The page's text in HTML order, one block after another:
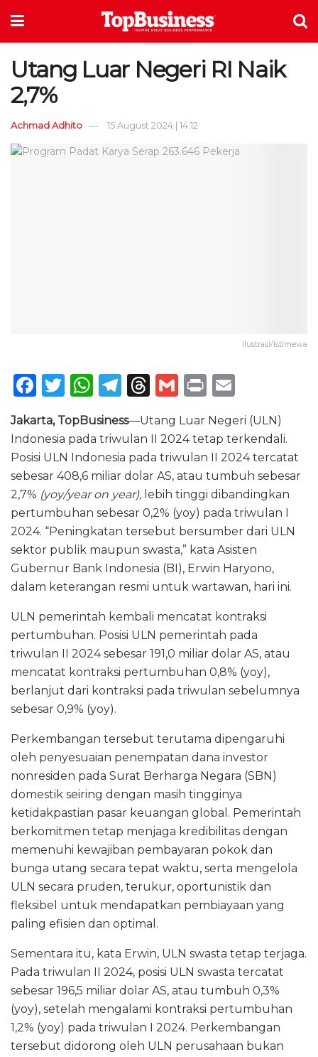
Utang Luar Negeri RI Naik
2,7%
Achmad Adhito 15 August 2024 | 14:12
Ilustrasi/Istimewa
F
c
e
b
o
o
k
T
w
it
te
r
W
h
a
ts
A
p
p
T
e
g
ra
m
T
re
a
d
s
G
ai
l
P
n
t
m
ai
l
Jakarta, TopBusiness—Utang Luar Negeri (ULN)
Indonesia pada triwulan II 2024 tetap terkendali.
Posisi ULN Indonesia pada triwulan II 2024 tercatat
sebesar 408,6 miliar dolar AS, atau tumbuh sebesar
2,7% (yoy/year on year), lebih tinggi dibandingkan
pertumbuhan sebesar 0,2% (yoy) pada triwulan I
2024. “Peningkatan tersebut bersumber dari ULN
sektor publik maupun swasta,” kata Asisten
Gubernur Bank Indonesia (BI), Erwin Haryono,
dalam keterangan resmi untuk wartawan, hari ini.
ULN pemerintah kembali mencatat kontraksi
pertumbuhan. Posisi ULN pemerintah pada
triwulan II 2024 sebesar 191,0 miliar dolar AS, atau
mencatat kontraksi pertumbuhan 0,8% (yoy),
berlanjut dari kontraksi pada triwulan sebelumnya
sebesar 0,9% (yoy).
Perkembangan tersebut terutama dipengaruhi
oleh penyesuaian penempatan dana investor
nonresiden pada Surat Berharga Negara (SBN)
domestik seiring dengan masih tingginya
ketidakpastian pasar keuangan global. Pemerintah
berkomitmen tetap menjaga kredibilitas dengan
memenuhi kewajiban pembayaran pokok dan
bunga utang secara tepat waktu, serta mengelola
ULN secara pruden, terukur, oportunistik dan
fleksibel untuk mendapatkan pembiayaan yang
paling efisien dan optimal.
Sementara itu, kata Erwin, ULN swasta tetap terjaga.
Pada triwulan II 2024, posisi ULN swasta tercatat
sebesar 196,5 miliar dolar AS, atau tumbuh 0,3%
(yoy), setelah mengalami kontraksi pertumbuhan
1,2% (yoy) pada triwulan I 2024. Perkembangan
tersebut didorong oleh ULN perusahaan bukan